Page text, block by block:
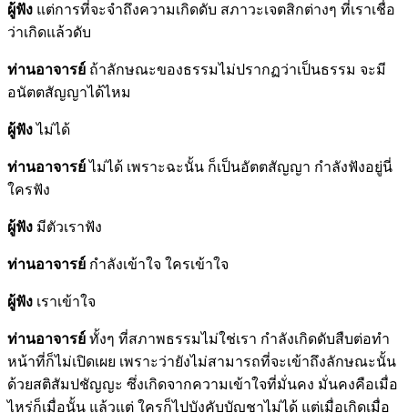
ผู้ฟัง แต่การที่จะจำถึงความเกิดดับ สภาวะเจตสิกต่างๆ ที่เราเชื่อ
ว่าเกิดแล้วดับ
ท่านอาจารย์ ถ้าลักษณะของธรรมไม่ปรากฏว่าเป็นธรรม จะมี
อนัตตสัญญาได้ไหม
ผู้ฟังไม่ได้
ท่านอาจารย์ไม่ได้ เพราะฉะนั้น ก็เป็นอัตตสัญญา กำลังฟังอยู่นี่
ใครฟัง
ผู้ฟัง มีตัวเราฟัง
ท่านอาจารย์ กำลังเข้าใจ ใครเข้าใจ
ผู้ฟัง เราเข้าใจ
ท่านอาจารย์ ทั้งๆ ที่สภาพธรรมไม่ใช่เรา กำลังเกิดดับสืบต่อทำ
หน้าที่ก็ไม่เปิดเผย เพราะว่ายังไม่สามารถที่จะเข้าถึงลักษณะนั้น
ด้วยสติสัมปชัญญะ ซึ่งเกิดจากความเข้าใจที่มั่นคง มั่นคงคือเมื่อ
ไหร่ก็เมื่อนั้น แล้วแต่ ใครก็ไปบังคับบัญชาไม่ได้ แต่เมื่อเกิดเมื่อ